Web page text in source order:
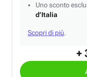
+
Uno sconto
d’Italia
Scopri di più.